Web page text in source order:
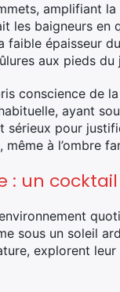
amplifiant
les baigneurs en
faible épaisseur
aux pieds du
conscience de
ayant
sérieux pour
à l’ombre
un
sous un soleil
explorent